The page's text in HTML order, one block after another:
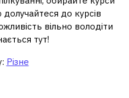
долучайтеся до курсів
вільно володіти
тут!
Різне